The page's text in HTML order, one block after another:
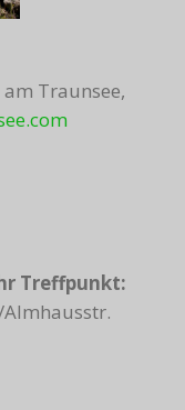
Traunsee,
Treffpunkt: